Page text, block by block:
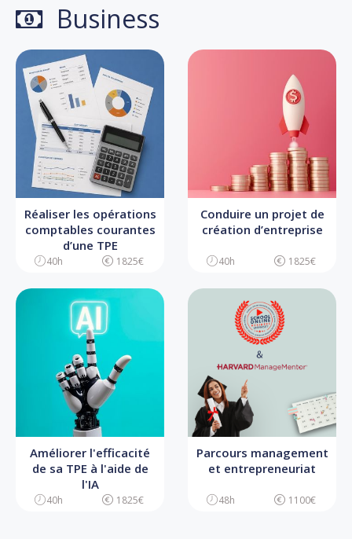
Business
Réaliser les opérations
comptables courantes
d’une TPE
40h 1825€
Conduire un projet de
création d’entreprise
40h 1825€
Améliorer l'efficacité
de sa TPE à l'aide de
l'IA
40h 1825€
Parcours management
et entrepreneuriat
48h 1100€